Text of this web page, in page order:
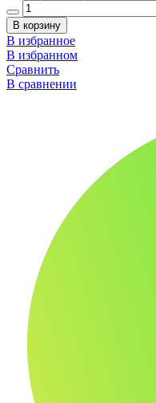
В корзину
В избранное
В избранном
Сравнить
В сравнении